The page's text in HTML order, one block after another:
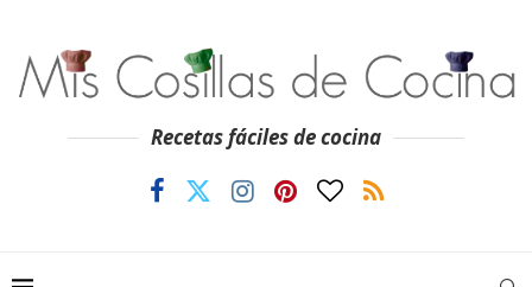
Recetas fáciles de cocina